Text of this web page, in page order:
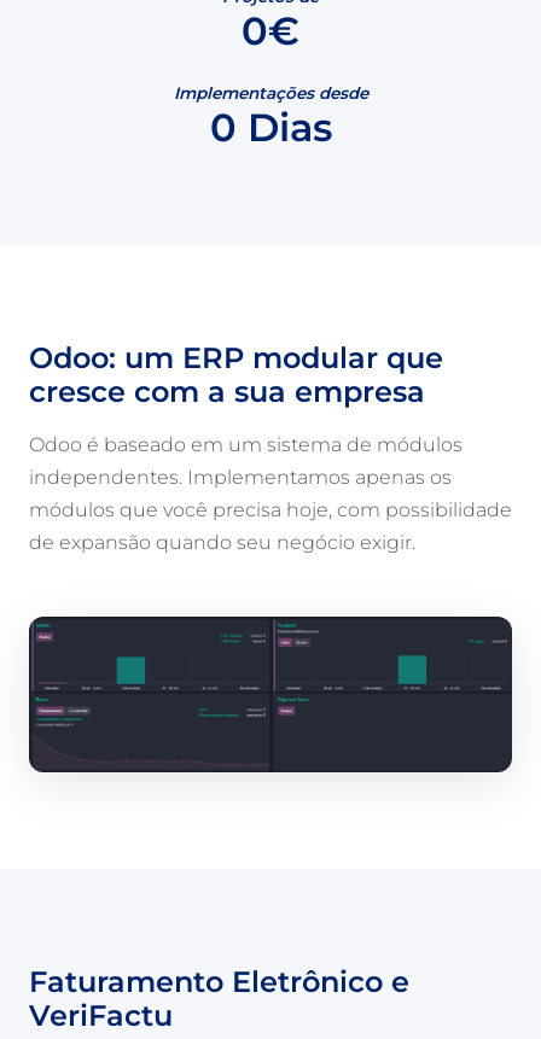
0€
Implementações desde
0 Dias
Odoo: um ERP modular que
cresce com a sua empresa
Odoo é baseado em um sistema de módulos
independentes. Implementamos apenas os
módulos que você precisa hoje, com possibilidade
de expansão quando seu negócio exigir.
Faturamento Eletrônico e
VeriFactu